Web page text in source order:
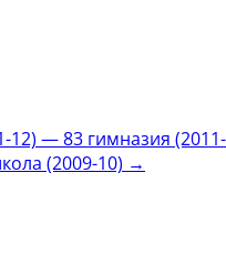
12) — 83 гимназия
(2009-10) →